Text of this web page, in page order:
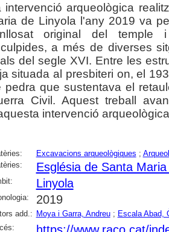
intervenció arqueològica
de Linyola l'any 2019 va
original del temple
a més de diverses
del segle XVI. Entre les
situada al presbiteri on, el
pedra que sustentava el
Civil. Aquest treball
intervenció
Excavacions arqueològiques ;
Església de Santa
Linyola
2019
add.: Moya i Garra, Andreu; Escala Abad,